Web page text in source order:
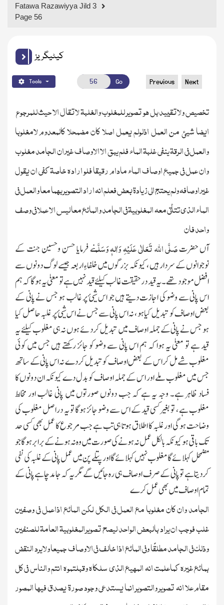
Fatawa Razawiyya Jild 3
Page 56
کیٹیگریز
Tools Go Previous Next
تخصیص ولاتقیید بل ھو تصویر للمغلوب والغلبۃ لاتقال الا حیث للمرجوع
ایضا شیئ من العمل اذلولم یعمل اصلا کان مضمحلا کالمعدوم لامغلوبا
والعمل فی الرقۃ ینفی غلبۃ الماء فلم یبق الا الاوصاف غیر ان الجامد مغلوب
وان عمل فی جمیع اوصاف الماء مادام رقیقا فلو ارادہ خاصۃ کفی ان یقول
غیر اوصافہ ولم یحتج الی زیادۃ بعض فعلم انہ اراد التصویر بھما معا والعمل فی
الماء الذی تتأتی معہ المغلوبیۃ فی الجامد والمائع معا لیس الا عملا فی وصف
واحد فان
آں حضرتصَلَّی اللہ تَعَالٰی عَلَیْہِ وَاٰلہٖ وَسَلَّمنے فرمایا حسن وحسین جنت کے
نوجوانوں کے سردار ہیں ، کیونکہ بزرگوں میں خلفاءِ اربعہ جیسے لوگ دونوں سے
افضل موجود تھے۔یہ قید درحقیقت غالب کیلئے قید نہیں ہے تو معنیٰ یہ ہوگا کہ ہم
اس پانی سے وضو کی اجازت دیتے ہیں جو اس شیئ پر غالب ہو جس نے پانی کے
بعض اوصاف کو تبدیل کیا ہو ، نہ اس پانی سے جس نے اس شیئ پر غلبہ حاصل کیا
ہو جس نے پانی کے جملہ اوصاف میں تبدیل کردئے ہوں نہ ہی مغلوب کیلئے یہ
قید ہے تو معنیٰ یہ ہوا کہ ہم اس پانی سے وضو کو جائز رکھتے ہیں جس میں کوئی
مغلوب شے مل کر اس کے بعض اوصاف کو تبدیل کردے نہ اس پانی کے ساتھ
جس میں مغلوب ملے اور اس کے جملہ اوصاف کو بدل دے کیونکہ ان دونوں کا
فساد ظاہر ہے۔ وجہ یہ ہے کہ جب دونوں صورتوں میں پانی غالب اور مخالط
مغلوب ہے ، تو بغیر کسی قید کے اس سے وضو جائز ہوگا تو یہ دراصل مغلوب کی
وضاحت ہوگی اور غلبہ کا اطلاق ہوتا ہی تب ہے جب مرجوع کا عمل بھی کسی حد
تك باقی ہو کیونکہ بالکل عمل نہ ہونے کی صورت میں وہ نہ ہونے کے برابر ہوگا جو
مضمحل کہلائے گا مغلوب نہیں کہلائے گا اور پتلے پن میں عمل پانی کے غلبہ کی نفی
کردیتاہے تو پانی کے صرف اوصاف ہی رہ جائیں گے مگر یہ کہ جامد چاہے پانی کے
تمام اوصاف میں بھی عمل کرے
الجامد وان کان مغلوبا مع العمل فی الکل لکن المائع اذاعمل فی وصفین
غلب فوجب ان یراد بالبعض الواحد لیصح تصویر المغلوبیۃ العامۃ للصنفین
وذلك فی الجامد مطلقًا وفی المائع اذا خالف فی الاوصاف جمیعا ولایرد النقض
بمائع غیرہ کماعلمت انہ المھیع الذی سلکاہ وقبلتموہ انتم والناس فی کل
مقام علا انہ تصویر والتصویر انما یستدعی وجود صورۃ یصدق فیھا المصور